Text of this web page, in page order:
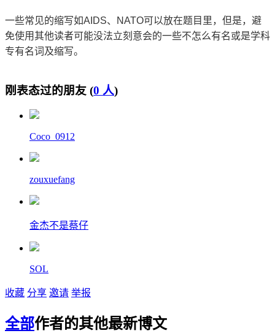
一些常见的缩写如AIDS、 NATO可以放在题目里，但是，避
免使用其他读者可能没法立刻意会的一些不怎么有名或是学科
专有名词及缩写。
刚表态过的朋友 (0 人)
Coco_0912
zouxuefang
金杰不是蔡仔
SOL
收藏 分享 邀请 举报
全部作者的其他最新博文